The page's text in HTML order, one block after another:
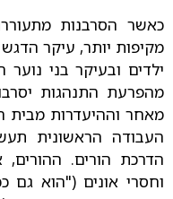
כאשר הסרבנות
מקיפות יותר, עיקר
ילדים ובעיקר בני
מהפרעת התנהגות
מאחר וההיעדרות מבית
העבודה הראשונית
הדרכת הורים.
וחסרי אונים ("הוא גם